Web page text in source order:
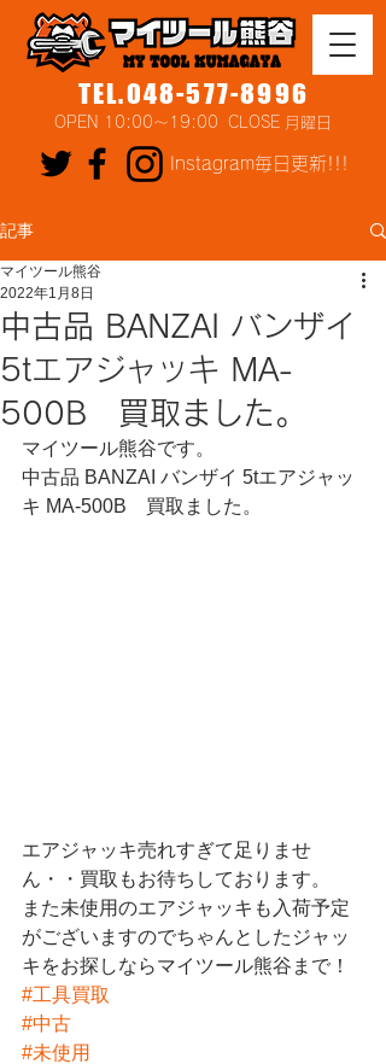
TEL.048-577-8996
OPEN 10:00～19:00 CLOSE 月曜日
Instagram毎日更新!!!
記事
中古品 BANZAI バンザイ
5tエアジャッキ MA-
500B 買取ました。
マイツール熊谷
2022年1月8日
マイツール熊谷です。
中古品 BANZAI バンザイ 5tエアジャッ
キ MA-500B　買取ました。
エアジャッキ売れすぎて足りませ
ん・・買取もお待ちしております。
また未使用のエアジャッキも入荷予定
がございますのでちゃんとしたジャッ
キをお探しならマイツール熊谷まで！
#工具買取
#中古
#未使用